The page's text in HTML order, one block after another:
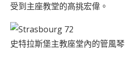
受到主座教堂的高挑宏偉。
史特拉斯堡主教座堂內的管風琴